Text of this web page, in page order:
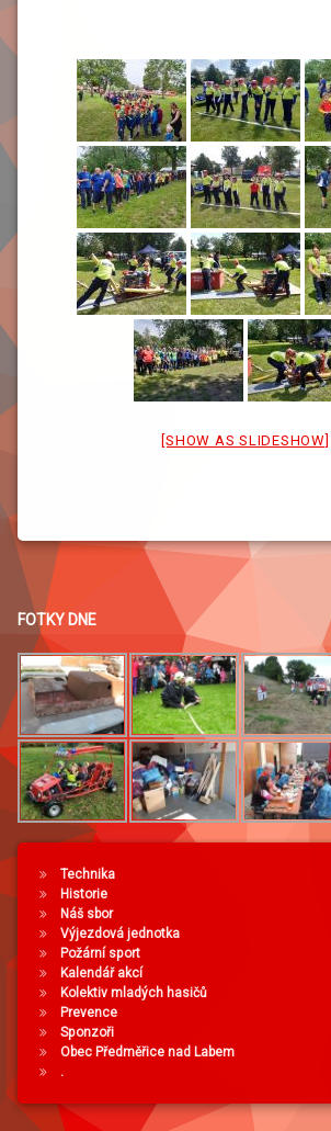
[SHOW AS SLIDESHOW]
FOTKY DNE
Technika
Historie
Náš sbor
Výjezdová jednotka
Požární sport
Kalendář akcí
Kolektiv mladých hasičů
Prevence
Sponzoři
Obec Předměřice nad Labem
.